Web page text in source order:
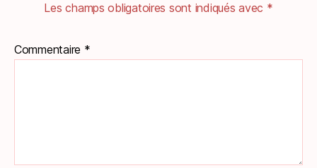
Les champs obligatoires sont indiqués avec *
Commentaire *